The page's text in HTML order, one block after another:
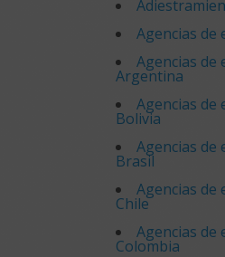
Agencias de
Agencias de
Argentina
Agencias de
Bolivia
Agencias de
Brasil
Agencias de
Chile
Agencias de
Colombia